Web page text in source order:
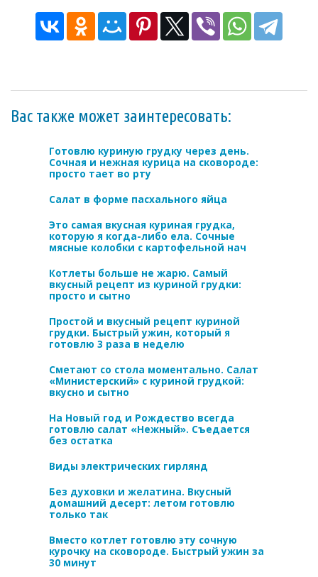
Вас также может заинтересовать:
Готовлю куриную грудку через день.
Сочная и нежная курица на сковороде:
просто тает во рту
Салат в форме пасхального яйца
Это самая вкусная куриная грудка,
которую я когда-либо ела. Сочные
мясные колобки с картофельной нач
Котлеты больше не жарю. Самый
вкусный рецепт из куриной грудки:
просто и сытно
Простой и вкусный рецепт куриной
грудки. Быстрый ужин, который я
готовлю 3 раза в неделю
Сметают со стола моментально. Салат
«Министерский» с куриной грудкой:
вкусно и сытно
На Новый год и Рождество всегда
готовлю салат «Нежный». Съедается
без остатка
Виды электрических гирлянд
Без духовки и желатина. Вкусный
домашний десерт: летом готовлю
только так
Вместо котлет готовлю эту сочную
курочку на сковороде. Быстрый ужин за
30 минут